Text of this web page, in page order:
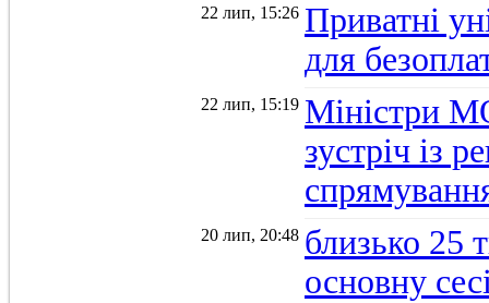
22 лип, 15:26 Приватні
для
22 лип, 15:19 Міністри
зустріч із
20 лип, 20:48 близько 25
основну